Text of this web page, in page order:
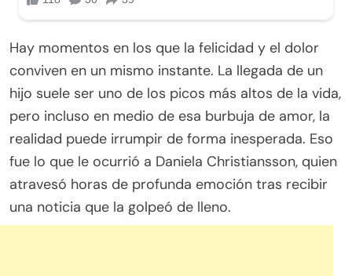
Hay momentos en los que la felicidad y el dolor
conviven en un mismo instante. La llegada de un
hijo suele ser uno de los picos más altos de la vida,
pero incluso en medio de esa burbuja de amor, la
realidad puede irrumpir de forma inesperada. Eso
fue lo que le ocurrió a Daniela Christiansson, quien
atravesó horas de profunda emoción tras recibir
una noticia que la golpeó de lleno.